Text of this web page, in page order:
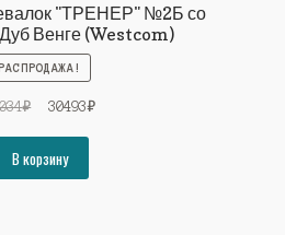
"ТРЕНЕР" №2Б со
Венге (Westcom)
₽
Первоначальная
составляла
33034₽.
30493₽Текущая
В корзину